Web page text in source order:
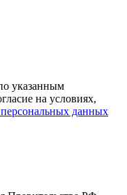
указанным
на условиях,
данных